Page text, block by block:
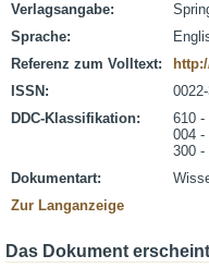
Verlagsangabe:
Sprache:
Referenz zum Volltext:
ISSN:
DDC-Klassifikation:
610 -
004 -
300 -
Dokumentart:
Zur Langanzeige
Das Dokument